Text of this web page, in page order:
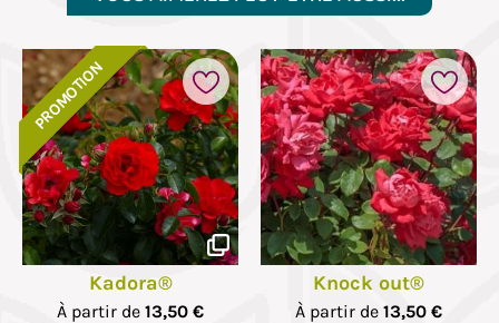
Kadora®
À partir de 13,50 €
PROMOTION
Knock out®
À partir de 13,50 €